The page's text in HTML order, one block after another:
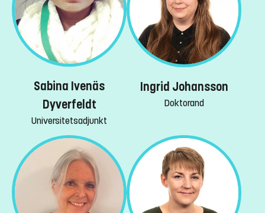
Sabina Ivenäs
Dyverfeldt
Universitetsadjunkt
Ingrid Johansson
Doktorand